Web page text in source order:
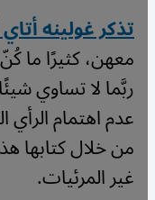
تذكر غولينه
معهن، كثيرًا ما
ربَّما لا تساوي
عدم اهتمام الرأي
من خلال كتابها
غير المرئيات.